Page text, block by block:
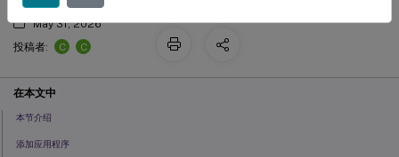
May 31, 2026
投稿者:
C C
在本文中
本节介绍
添加应用程序